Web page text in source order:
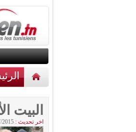
أخبار
البيت
اخر تحديث : 23/07/2015